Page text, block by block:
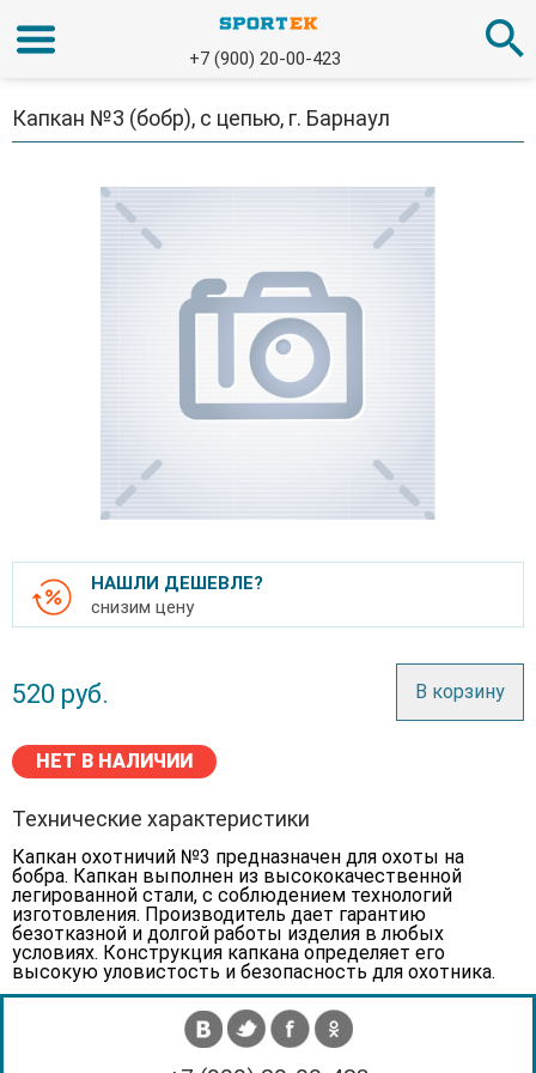
+7 (900) 20-00-423
Капкан №3 (бобр), с цепью, г. Барнаул
НАШЛИ ДЕШЕВЛЕ?
снизим цену
520 руб. В корзину
НЕТ В НАЛИЧИИ
Технические характеристики
Капкан охотничий №3 предназначен для охоты на
бобра. Капкан выполнен из высококачественной
легированной стали, с соблюдением технологий
изготовления. Производитель дает гарантию
безотказной и долгой работы изделия в любых
условиях. Конструкция капкана определяет его
высокую уловистость и безопасность для охотника.